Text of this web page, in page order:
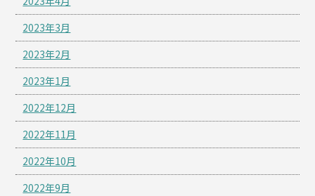
2023年3月
2023年2月
2023年1月
2022年12月
2022年11月
2022年10月
2022年9月